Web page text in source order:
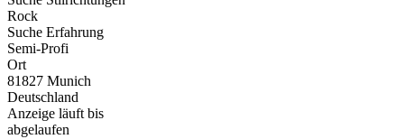
Rock
Suche Erfahrung
Semi-Profi
Ort
81827 Munich
Deutschland
Anzeige läuft bis
abgelaufen